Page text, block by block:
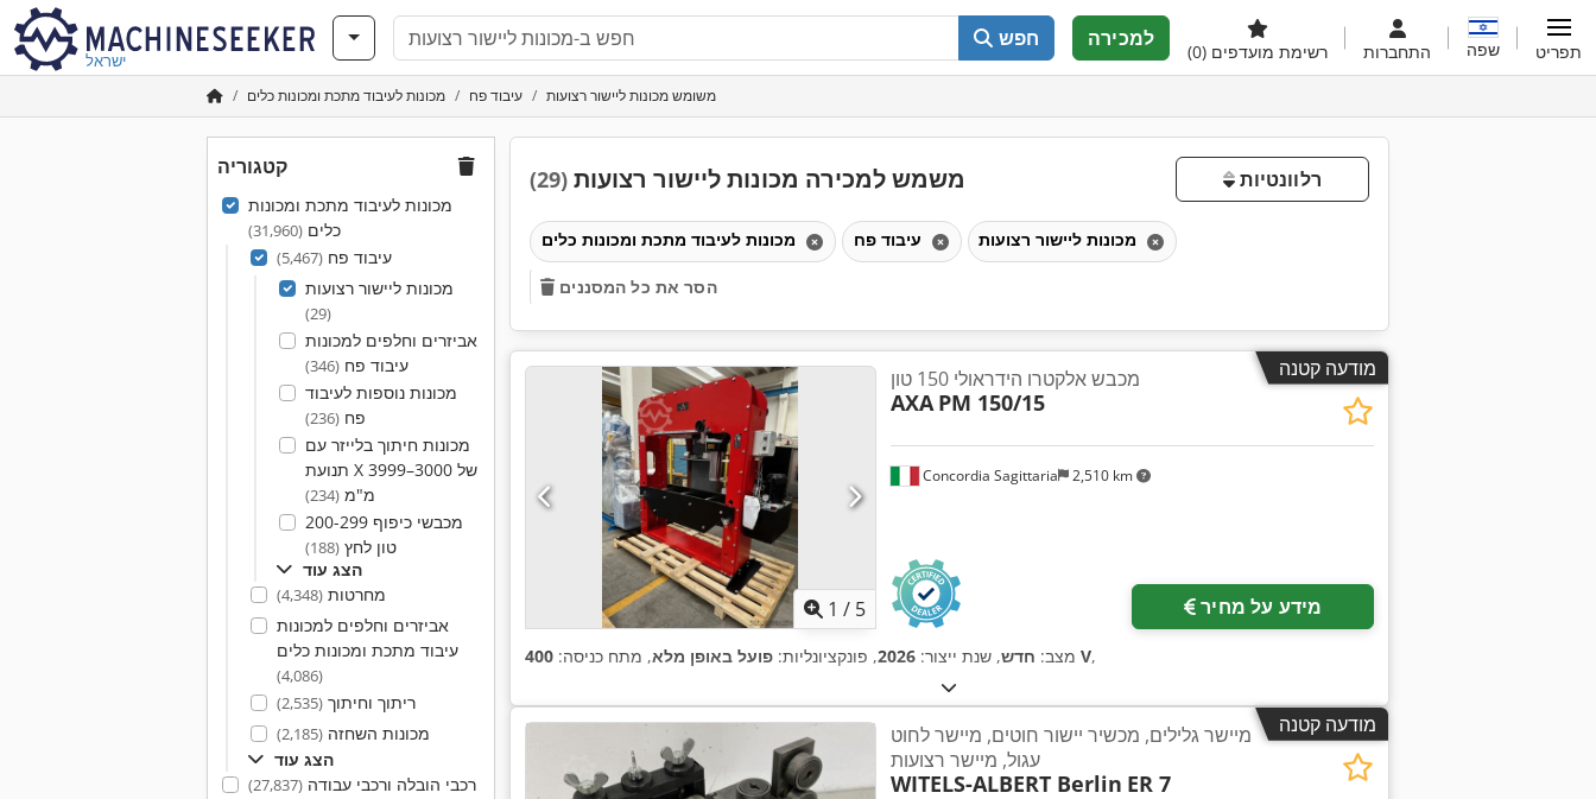
ישראל
חפש למכירה
רשימת מועדפים (0) התחברות שפה תפריט
מכונות לעיבוד מתכת ומכונות כלים עיבוד פח משומש מכונות ליישור רצועות
קטגוריה
מכונות לעיבוד מתכת ומכונות
כלים(31,960)
עיבוד פח(5,467)
מכונות ליישור רצועות
(29)
אביזרים וחלפים למכונות
עיבוד פח(346)
מכונות נוספות לעיבוד
פח(236)
מכונות חיתוך בלייזר עם
תנועת X של 3000–3999
מ"מ(234)
מכבשי כיפוף 200-299
טון לחץ(188)
הצג עוד
מחרטות(4,348)
אביזרים וחלפים למכונות
עיבוד מתכת ומכונות כלים
(4,086)
ריתוך וחיתוך(2,535)
מכונות השחזה(2,185)
הצג עוד
רכבי הובלה ורכבי עבודה(27,837)
משמש למכירה מכונות ליישור רצועות (29) רלוונטיות
הסר את כל המסננים
מודעה קטנה
1 / 5
Concordia Sagittaria 2,510 km
מכבש אלקטרו הידראולי 150 טון
AXA PM 150/15
מידע על מחיר
מצב: חדש, שנת ייצור: 2026, פונקציונליות: פועל באופן מלא, מתח כניסה: 400 V,
מודעה קטנה
מיישר גלילים, מכשיר יישור חוטים, מיישר לחוט
עגול, מיישר רצועות
WITELS-ALBERT Berlin ER 7